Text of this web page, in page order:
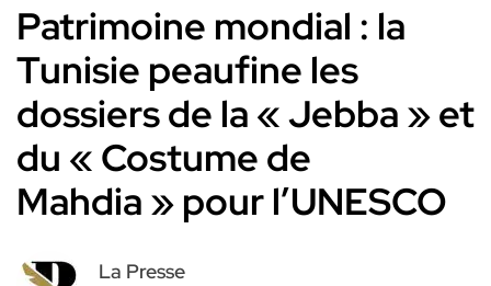
Patrimoine mondial : la
Tunisie peaufine les
dossiers de la « Jebba » et
du « Costume de
Mahdia » pour l’UNESCO
La Presse